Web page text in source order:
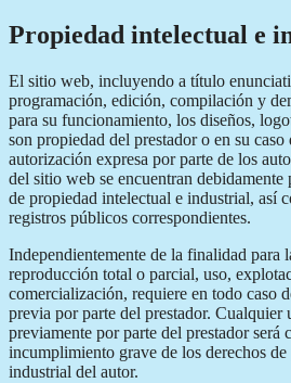
Propiedad intelectual e
El sitio web, incluyendo a título
programación, edición, compilación y
para su funcionamiento, los diseños,
son propiedad del prestador o en su
autorización expresa por parte de los
del sitio web se encuentran
de propiedad intelectual e industrial, así
registros públicos correspondientes.
Independientemente de la finalidad para
reproducción total o parcial, uso,
comercialización, requiere en todo caso
previa por parte del prestador. Cualquier
previamente por parte del prestador será
incumplimiento grave de los derechos
industrial del autor.